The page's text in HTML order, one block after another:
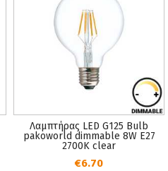
Λαμπτήρας LED G125 Bulb
pakoworld dimmable 8W E27
2700K clear
€6.70